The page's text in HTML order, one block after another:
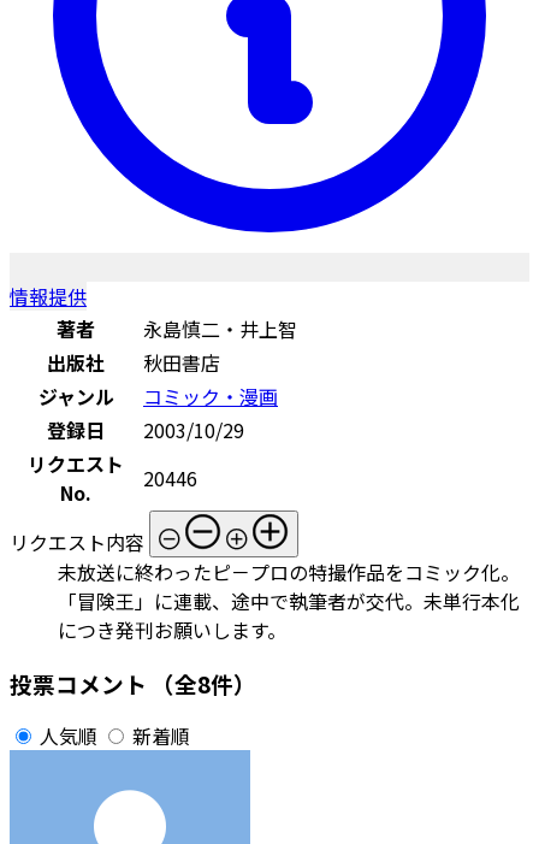
情報提供
著者
永島慎二・井上智
出版社
秋田書店
ジャンル
コミック・漫画
登録日
2003/10/29
リクエスト
No.
20446
リクエスト内容
未放送に終わったピ－プロの特撮作品をコミック化。
「冒険王」に連載、途中で執筆者が交代。未単行本化
につき発刊お願いします。
投票コメント （全8件）
人気順 新着順